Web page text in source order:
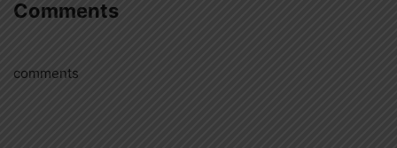
Comments
comments